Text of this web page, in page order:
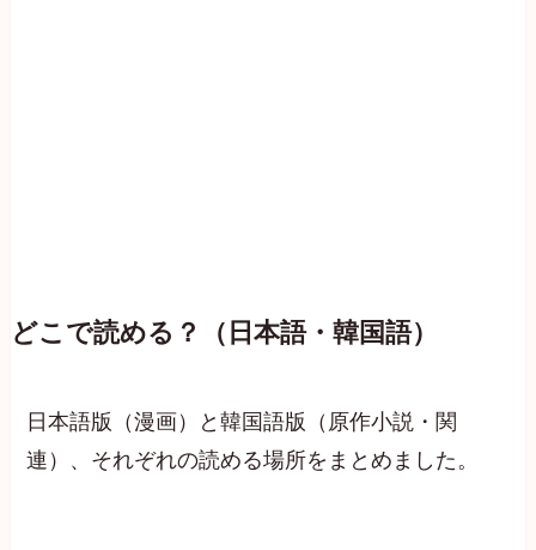
どこで読める？（日本語・韓国語）
日本語版（漫画）と韓国語版（原作小説・関
連）、それぞれの読める場所をまとめました。